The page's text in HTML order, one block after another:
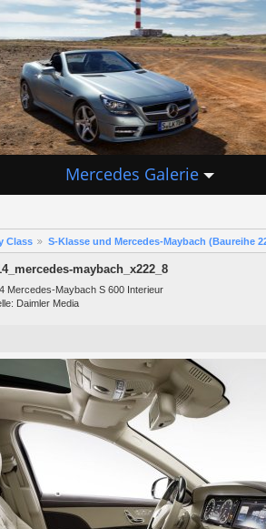
Mercedes Galerie
Class S-Klasse und Mercedes-Maybach (Baureihe
maybach_x222_8
Mercedes-Maybach S 600 Interieur
Daimler Media